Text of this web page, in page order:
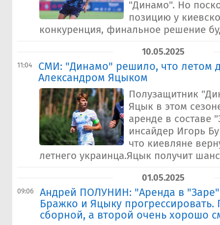
"Динамо". Но
позицию у
конкуренция, финальное решение
10.05.2025
11:04
СМИ: "Динамо" решило, что летом
Александром Яцыком
Полузащитник
Яцык в этом
аренде в составе
инсайдер Игорь
что киевляне
летнего украинца.Яцык получит
01.05.2025
09:06
Андрей ПОЛУНИН: "Аренда в
Бражко и Яцыку
сборной, а второй очень хорошо